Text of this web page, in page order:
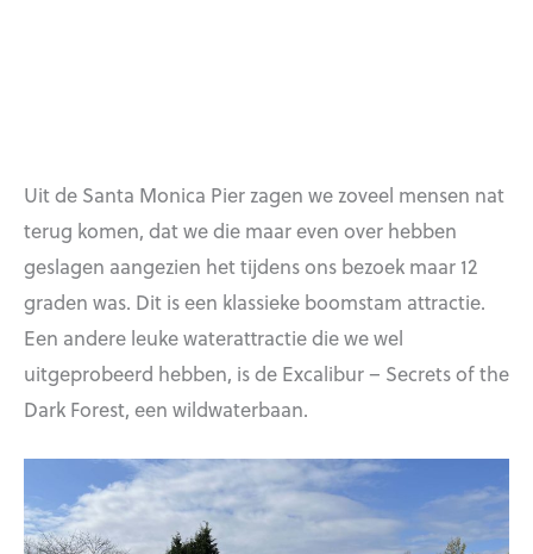
Uit de Santa Monica Pier zagen we zoveel mensen nat
terug komen, dat we die maar even over hebben
geslagen aangezien het tijdens ons bezoek maar 12
graden was. Dit is een klassieke boomstam attractie.
Een andere leuke waterattractie die we wel
uitgeprobeerd hebben, is de Excalibur – Secrets of the
Dark Forest, een wildwaterbaan.